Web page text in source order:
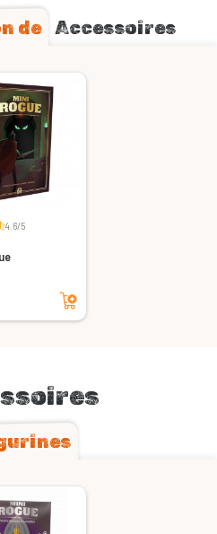
de Accessoires
4.6/5
Ajouter au panier